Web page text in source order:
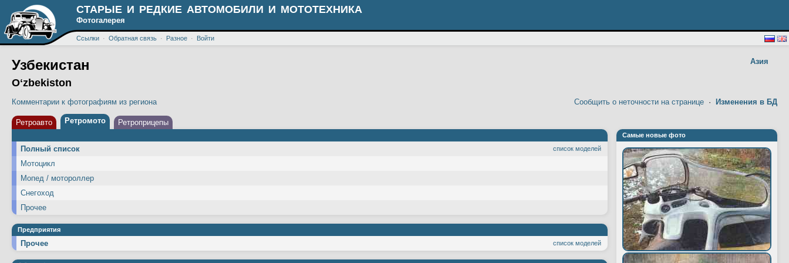
СТАРЫЕ И РЕДКИЕ АВТОМОБИЛИ И МОТОТЕХНИКА
Фотогалерея
Ссылки · Обратная связь · Разное · Войти
Азия
Узбекистан
Oʻzbekiston
Сообщить о неточности на странице · Изменения в БД
Комментарии к фотографиям из региона
Ретроавто Ретромото Ретроприцепы
Полный список список моделей
Мотоцикл
Мопед / мотороллер
Снегоход
Прочее
Предприятия
Прочее список моделей
Самые новые фото